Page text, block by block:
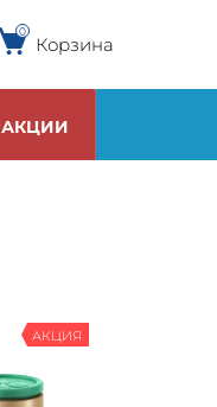
0
Корзина
АКЦИИ
АКЦИЯ